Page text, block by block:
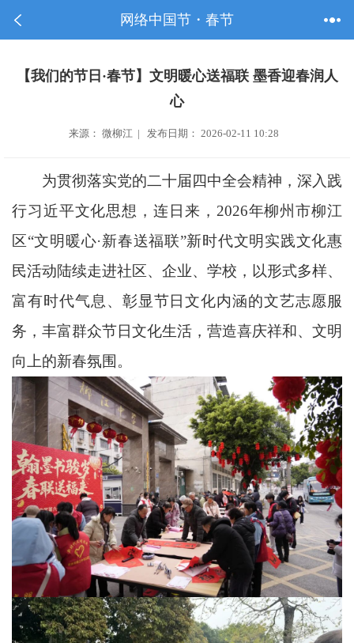
网络中国节・春节
【我们的节日·春节】文明暖心送福联 墨香迎春润人
心
来源： 微柳江 | 发布日期： 2026-02-11 10:28
为贯彻落实党的二十届四中全会精神，深入践
行习近平文化思想，连日来，2026年柳州市柳江
区“文明暖心·新春送福联”新时代文明实践文化惠
民活动陆续走进社区、企业、学校，以形式多样、
富有时代气息、彰显节日文化内涵的文艺志愿服
务，丰富群众节日文化生活，营造喜庆祥和、文明
向上的新春氛围。